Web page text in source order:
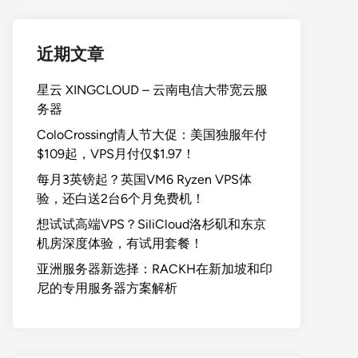
近期文章
星云 XINGCLOUD – 云南电信大带宽云服
务器
ColoCrossing情人节大促：美国独服年付
$109起，VPS月付仅$1.97！
每月3英镑起？英国VM6 Ryzen VPS体
验，还白送2台6个月免费机！
想试试高端VPS？SiliCloud洛杉矶和东京
机房深度体验，有试用套餐！
亚洲服务器新选择：RACKH在新加坡和印
尼的专用服务器方案解析